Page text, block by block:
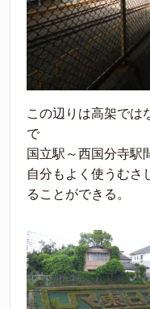
この辺りは高架では
で
国立駅～西国分寺駅
自分もよく使うむさ
ることができる。